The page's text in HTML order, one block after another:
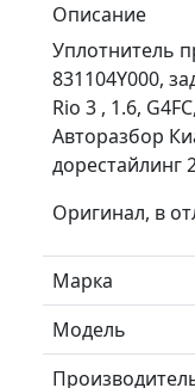
Описание
Уплотнитель
831104Y000,
Rio 3 , 1.6,
Авторазбор
дорестайлинг
Оригинал, в
Марка
Модель